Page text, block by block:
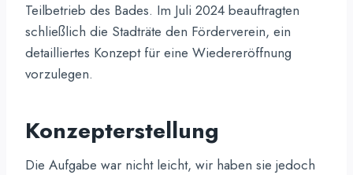
Teilbetrieb des Bades. Im Juli 2024 beauftragten
schließlich die Stadträte den Förderverein, ein
detailliertes Konzept für eine Wiedereröffnung
vorzulegen.
Konzepterstellung
Die Aufgabe war nicht leicht, wir haben sie jedoch